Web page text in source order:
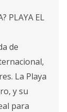
PLAYA EL
de
La Playa
y su
para